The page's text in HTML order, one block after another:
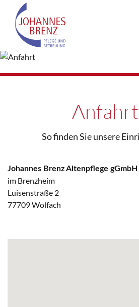
Anfahrt
So finden Sie unsere
Johannes Brenz Altenpflege gGmbH
im Brenzheim
Luisenstraße 2
77709 Wolfach